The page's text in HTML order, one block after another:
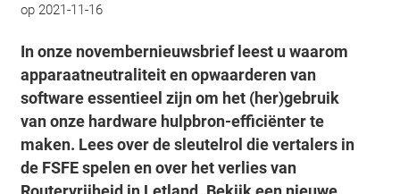
op 2021-11-16
In onze novembernieuwsbrief leest u waarom
apparaatneutraliteit en opwaarderen van
software essentieel zijn om het (her)gebruik
van onze hardware hulpbron-efficiënter te
maken. Lees over de sleutelrol die vertalers in
de FSFE spelen en over het verlies van